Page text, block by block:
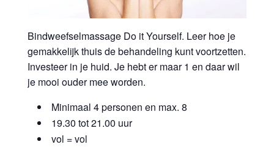
Bindweefselmassage Do it Yourself. Leer hoe je
gemakkelijk thuis de behandeling kunt voortzetten.
Investeer in je huid. Je hebt er maar 1 en daar wil
je mooi ouder mee worden.
Minimaal 4 personen en max. 8
19.30 tot 21.00 uur
vol = vol